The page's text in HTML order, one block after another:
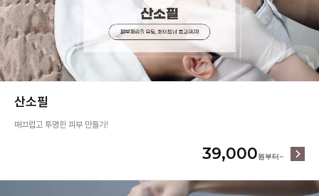
산소필
매끄럽고 투명한 피부 만들기!
39,000